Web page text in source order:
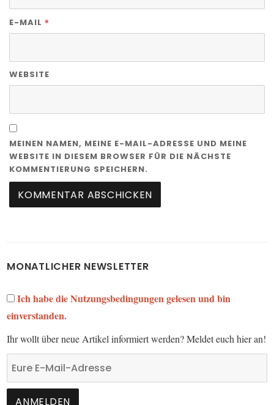
E-MAIL *
WEBSITE
MEINEN NAMEN, MEINE E-MAIL-ADRESSE UND MEINE
WEBSITE IN DIESEM BROWSER FÜR DIE NÄCHSTE
KOMMENTIERUNG SPEICHERN.
MONATLICHER NEWSLETTER
Ich habe die Nutzungsbedingungen gelesen und bin
einverstanden.
Ihr wollt über neue Artikel informiert werden? Meldet euch hier an!